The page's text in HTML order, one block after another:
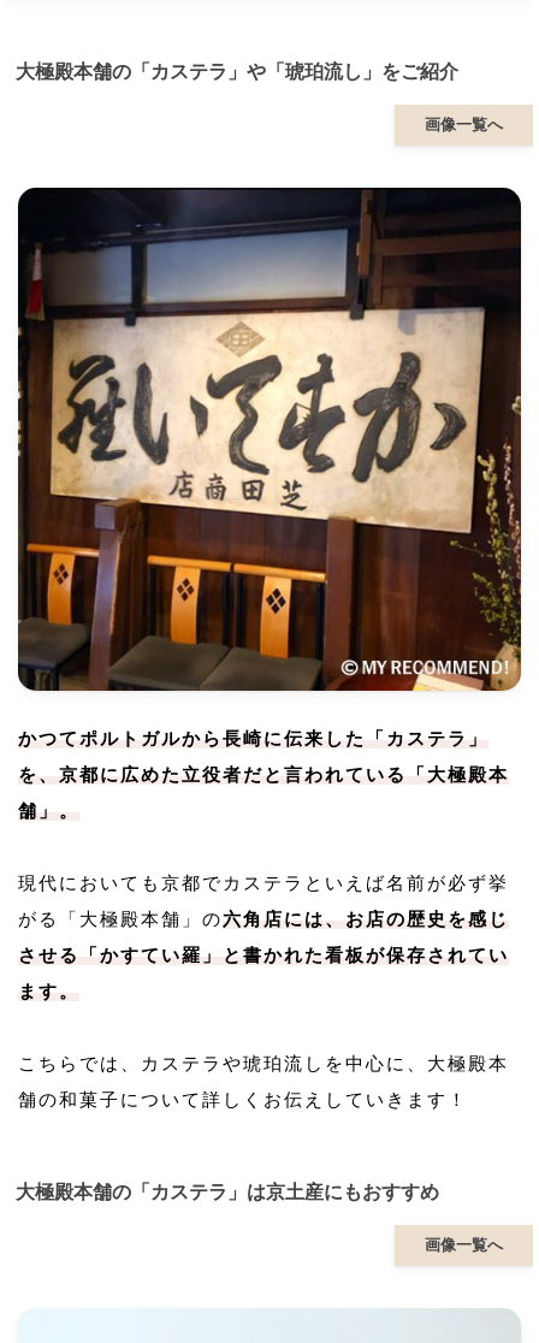
大極殿本舗の「カステラ」や「琥珀流し」をご紹介
画像一覧へ
かつてポルトガルから長崎に伝来した「カステラ」
を、京都に広めた立役者だと言われている「大極殿本
舗」。
現代においても京都でカステラといえば名前が必ず挙
がる「大極殿本舗」の六角店には、お店の歴史を感じ
させる「かすてい羅」と書かれた看板が保存されてい
ます。
こちらでは、カステラや琥珀流しを中心に、大極殿本
舗の和菓子について詳しくお伝えしていきます！
大極殿本舗の「カステラ」は京土産にもおすすめ
画像一覧へ